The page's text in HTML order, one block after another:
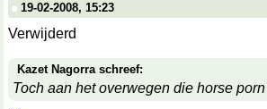
19-02-2008, 15:23
Verwijderd
Kazet Nagorra schreef:
Toch aan het overwegen die horse